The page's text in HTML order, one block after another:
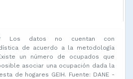
Los datos no cuentan con
de acuerdo a la metodología
un número de ocupados que
asociar una ocupación dada la
de hogares GEIH. Fuente: DANE -